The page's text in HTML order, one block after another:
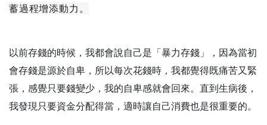
蓄過程增添動力。
以前存錢的時候，我都會說自己是「暴力存錢」，因為當初
會存錢是源於自卑，所以每次花錢時，我都覺得既痛苦又緊
張，感覺只要錢變少，我的自卑感就會回來。直到生病後，
我發現只要資金分配得當，適時讓自己消費也是很重要的。